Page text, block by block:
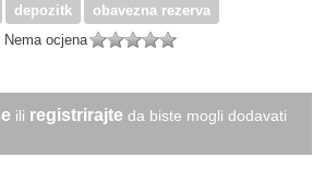
depozitk
obavezna rezerva
Nema ocjena
ili registrirajte da biste mogli dodavati